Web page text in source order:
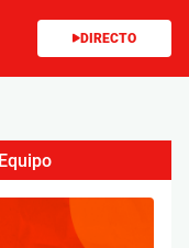
DIRECTO
Equipo